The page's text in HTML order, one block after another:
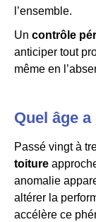
l’ensemble.
Un contrôle
anticiper tout
même en
Quel âge
Passé vingt à
toiture
anomalie
altérer la
accélère ce